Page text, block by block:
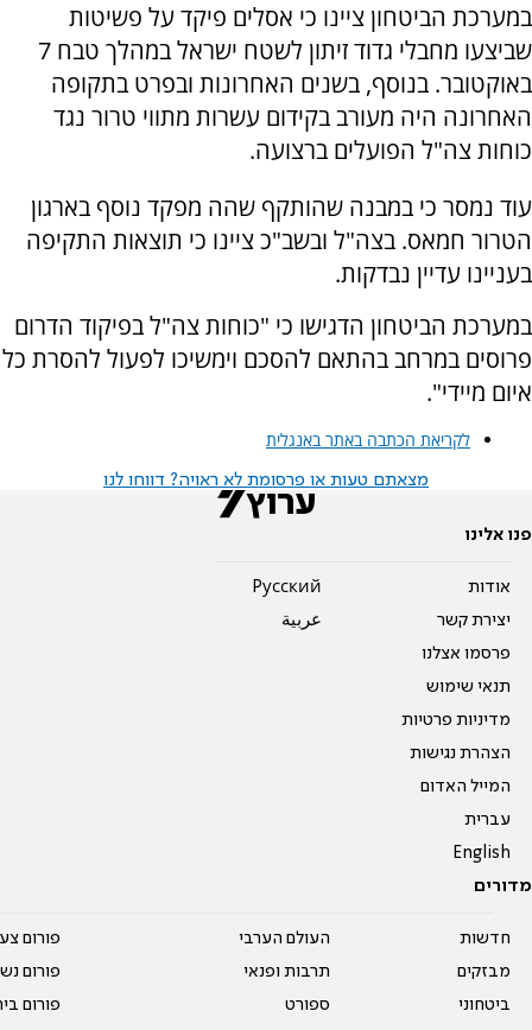
במערכת הביטחון ציינו כי אסלים פיקד על פשיטות
שביצעו מחבלי גדוד זיתון לשטח ישראל במהלך טבח 7
באוקטובר. בנוסף, בשנים האחרונות ובפרט בתקופה
האחרונה היה מעורב בקידום עשרות מתווי טרור נגד
כוחות צה"ל הפועלים ברצועה.
עוד נמסר כי במבנה שהותקף שהה מפקד נוסף בארגון
הטרור חמאס. בצה"ל ובשב"כ ציינו כי תוצאות התקיפה
בעניינו עדיין נבדקות.
במערכת הביטחון הדגישו כי "כוחות צה"ל בפיקוד הדרום
פרוסים במרחב בהתאם להסכם וימשיכו לפעול להסרת כל
איום מיידי".
לקריאת הכתבה באתר באנגלית
מצאתם טעות או פרסומת לא ראויה? דווחו לנו
פנו אלינו
אודות
יצירת קשר
פרסמו אצלנו
תנאי שימוש
מדיניות פרטיות
הצהרת נגישות
המייל האדום
עברית
English
Pусский
عربية
מדורים
חדשות
מבזקים
ביטחוני
העולם הערבי
תרבות ופנאי
ספורט
פורום
פורום
פורום